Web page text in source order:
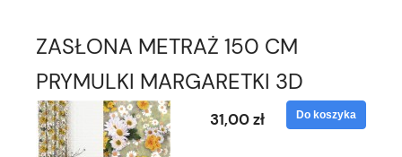
ZASŁONA METRAŻ 150 CM
PRYMULKI MARGARETKI 3D
31,00 zł Do koszyka